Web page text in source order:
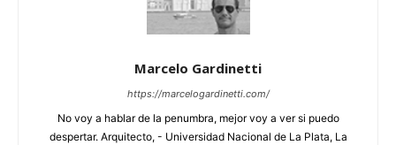
Marcelo Gardinetti
https://marcelogardinetti.com/
No voy a hablar de la penumbra, mejor voy a ver si puedo
despertar. Arquitecto, - Universidad Nacional de La Plata, La